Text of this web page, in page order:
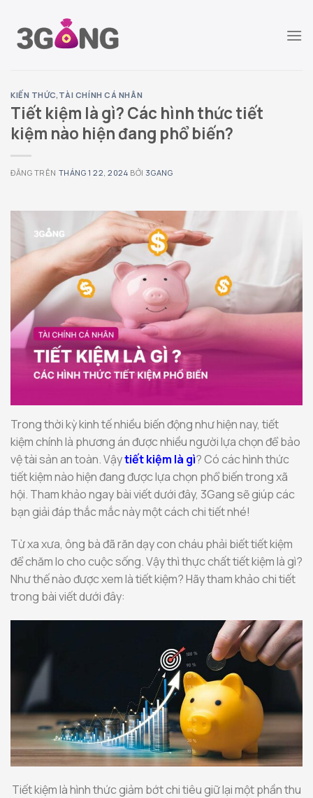
đến
KIẾN THỨC, TÀI CHÍNH CÁ NHÂN
Tiết kiệm là gì? Các hình thức tiết
kiệm nào hiện đang phổ biến?
ĐĂNG TRÊN THÁNG 1 22, 2024 BỞI 3GANG
Trong thời kỳ kinh tế nhiều biến động như hiện nay, tiết
kiệm chính là phương án được nhiều người lựa chọn để bảo
vệ tài sản an toàn. Vậytiết kiệm là gì? Có các hình thức
tiết kiệm nào hiện đang được lựa chọn phổ biến trong xã
hội. Tham khảo ngay bài viết dưới đây, 3Gang sẽ giúp các
bạn giải đáp thắc mắc này một cách chi tiết nhé!
Từ xa xưa, ông bà đã răn dạy con cháu phải biết tiết kiệm
để chăm lo cho cuộc sống. Vậy thì thực chất tiết kiệm là gì?
Như thế nào được xem là tiết kiệm? Hãy tham khảo chi tiết
trong bài viết dưới đây:
Tiết kiệm là hình thức giảm bớt chi tiêu giữ lại một phần thu